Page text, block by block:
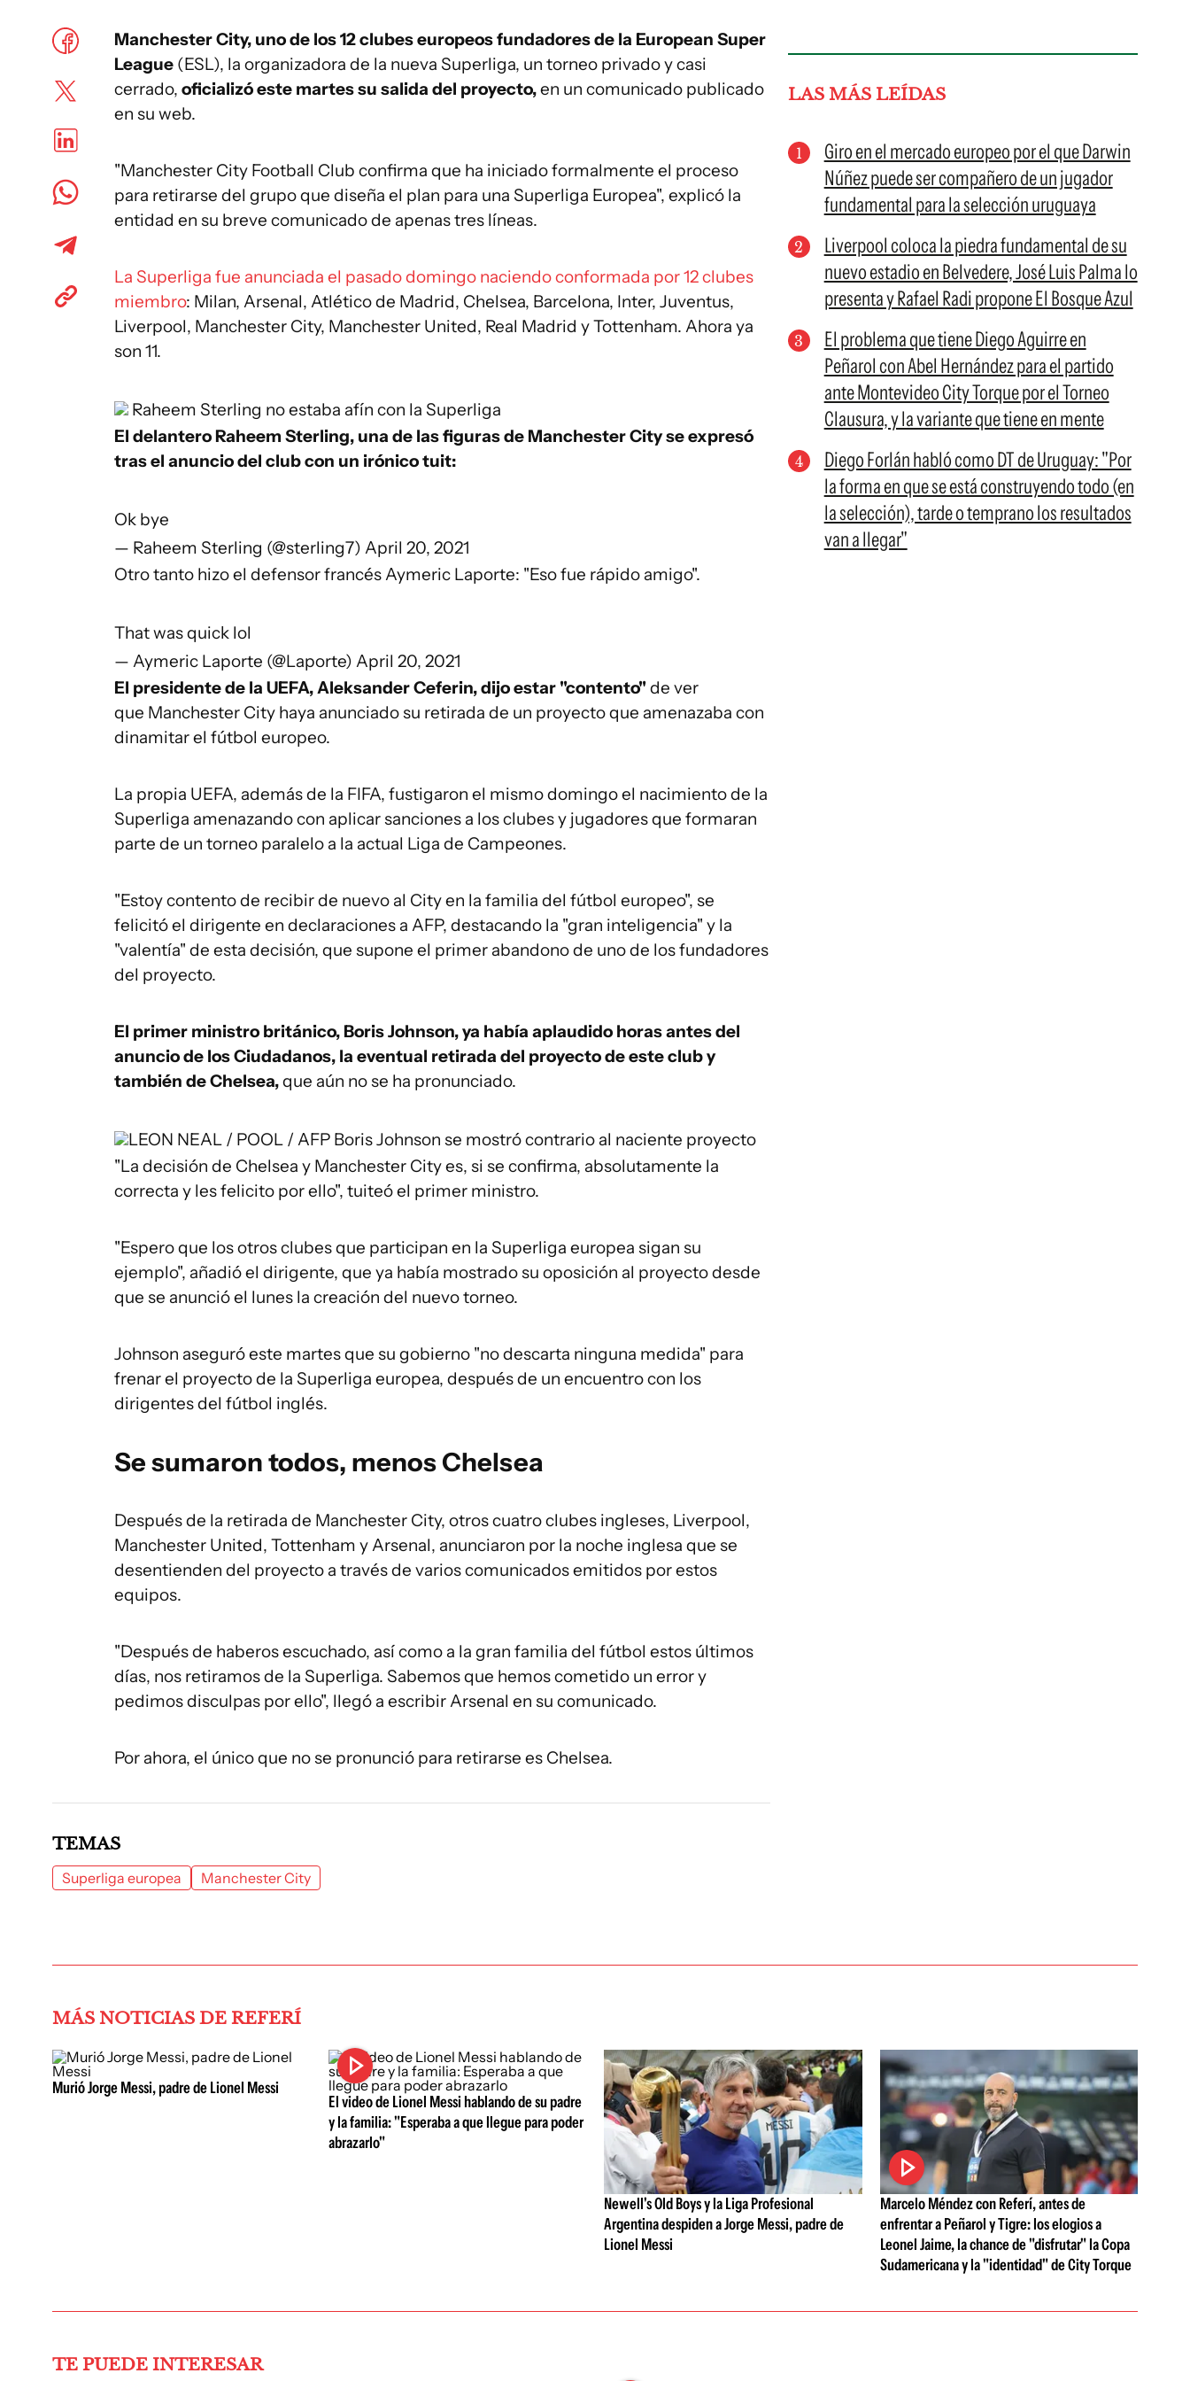
Manchester City, uno de los 12 clubes europeos fundadores de la European Super
League (ESL), la organizadora de la nueva Superliga, un torneo privado y casi
cerrado, oficializó este martes su salida del proyecto,en un comunicado publicado
en su web.
"Manchester City Football Club confirma que ha iniciado formalmente el proceso
para retirarse del grupo que diseña el plan para una Superliga Europea", explicó la
entidad en su breve comunicado de apenas tres líneas.
La Superliga fue anunciada el pasado domingo naciendo conformada por 12 clubes
miembro: Milan, Arsenal, Atlético de Madrid, Chelsea, Barcelona, Inter, Juventus,
Liverpool, Manchester City, Manchester United, Real Madrid y Tottenham. Ahora ya
son 11.
Raheem Sterling no estaba afín con la Superliga
El delantero Raheem Sterling, una de las figuras de Manchester City se expresó
tras el anuncio del club con un irónico tuit:
Ok bye
— Raheem Sterling (@sterling7) April 20, 2021
Otro tanto hizo el defensor francés Aymeric Laporte: "Eso fue rápido amigo".
That was quick lol
— Aymeric Laporte (@Laporte) April 20, 2021
El presidente de la UEFA, Aleksander Ceferin, dijo estar "contento"de ver
que Manchester City haya anunciado su retirada de un proyecto que amenazaba con
dinamitar el fútbol europeo.
La propia UEFA, además de la FIFA, fustigaron el mismo domingo el nacimiento de la
Superliga amenazando con aplicar sanciones a los clubes y jugadores que formaran
parte de un torneo paralelo a la actual Liga de Campeones.
"Estoy contento de recibir de nuevo al City en la familia del fútbol europeo", se
felicitó el dirigente en declaraciones a AFP, destacando la "gran inteligencia" y la
"valentía" de esta decisión, que supone el primer abandono de uno de los fundadores
del proyecto.
El primer ministro británico, Boris Johnson, ya había aplaudido horas antes del
anuncio de los Ciudadanos, la eventual retirada del proyecto de este club y
también de Chelsea,que aún no se ha pronunciado.
LEON NEAL / POOL / AFP Boris Johnson se mostró contrario al naciente proyecto
"La decisión de Chelsea y Manchester City es, si se confirma, absolutamente la
correcta y les felicito por ello", tuiteó el primer ministro.
"Espero que los otros clubes que participan en la Superliga europea sigan su
ejemplo", añadió el dirigente, que ya había mostrado su oposición al proyecto desde
que se anunció el lunes la creación del nuevo torneo.
Johnson aseguró este martes que su gobierno "no descarta ninguna medida" para
frenar el proyecto de la Superliga europea, después de un encuentro con los
dirigentes del fútbol inglés.
Se sumaron todos, menos Chelsea
Después de la retirada de Manchester City, otros cuatro clubes ingleses, Liverpool,
Manchester United, Tottenham y Arsenal, anunciaron por la noche inglesa que se
desentienden del proyecto a través de varios comunicados emitidos por estos
equipos.
"Después de haberos escuchado, así como a la gran familia del fútbol estos últimos
días, nos retiramos de la Superliga. Sabemos que hemos cometido un error y
pedimos disculpas por ello", llegó a escribir Arsenal en su comunicado.
Por ahora, el único que no se pronunció para retirarse es Chelsea.
LAS MÁS LEÍDAS
Giro en el mercado europeo por el que Darwin
Núñez puede ser compañero de un jugador
fundamental para la selección uruguaya
Liverpool coloca la piedra fundamental de su
nuevo estadio en Belvedere, José Luis Palma lo
presenta y Rafael Radi propone El Bosque Azul
El problema que tiene Diego Aguirre en
Peñarol con Abel Hernández para el partido
ante Montevideo City Torque por el Torneo
Clausura, y la variante que tiene en mente
Diego Forlán habló como DT de Uruguay: "Por
la forma en que se está construyendo todo (en
la selección), tarde o temprano los resultados
van a llegar"
TEMAS
Superliga europea Manchester City
MÁS NOTICIAS DE REFERÍ
Murió Jorge Messi, padre de Lionel Messi
El video de Lionel Messi hablando de su padre
y la familia: "Esperaba a que llegue para poder
abrazarlo"
Newell's Old Boys y la Liga Profesional
Argentina despiden a Jorge Messi, padre de
Lionel Messi
Marcelo Méndez con Referí, antes de
enfrentar a Peñarol y Tigre: los elogios a
Leonel Jaime, la chance de "disfrutar" la Copa
Sudamericana y la "identidad" de City Torque
TE PUEDE INTERESAR